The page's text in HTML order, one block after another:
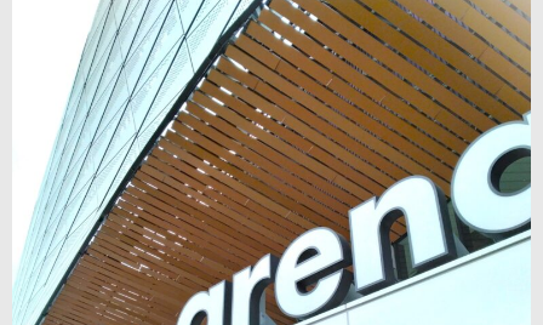
e
a
d
s
c
e
b
o
o
k
n
t
e
r
e
s
t
m
b
l
r